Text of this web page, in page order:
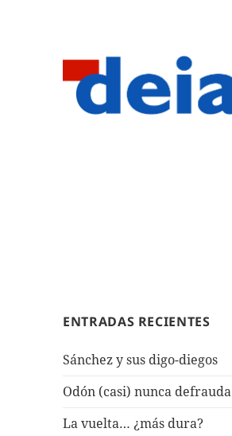
ENTRADAS RECIENTES
Sánchez y sus digo-diegos
Odón (casi) nunca defrauda
La vuelta… ¿más dura?